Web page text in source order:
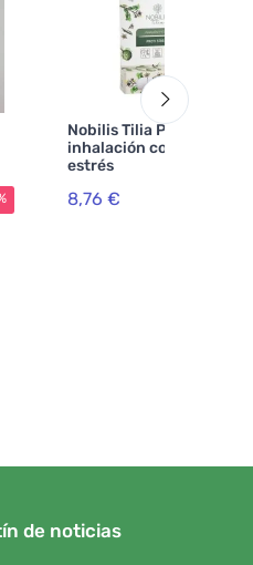
Nobilis Tilia Palillo de
inhalación contra el
estrés
8,76 €
de noticias